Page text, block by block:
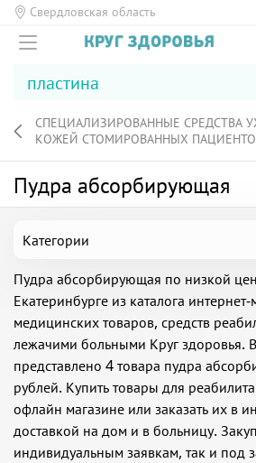
Свердловская область
СПЕЦИАЛИЗИРОВАННЫЕ СРЕДСТВА
КОЖЕЙ СТОМИРОВАННЫХ
Пудра абсорбирующая
Пудра абсорбирующая по низкой
Екатеринбурге из каталога интернет-
медицинских товаров, средств
лежачими больными Круг здоровья.
представлено 4 товара пудра
рублей. Купить товары для
офлайн магазине или заказать их в
доставкой на дом и в больницу.
индивидуальным заявкам, так и под
Категории